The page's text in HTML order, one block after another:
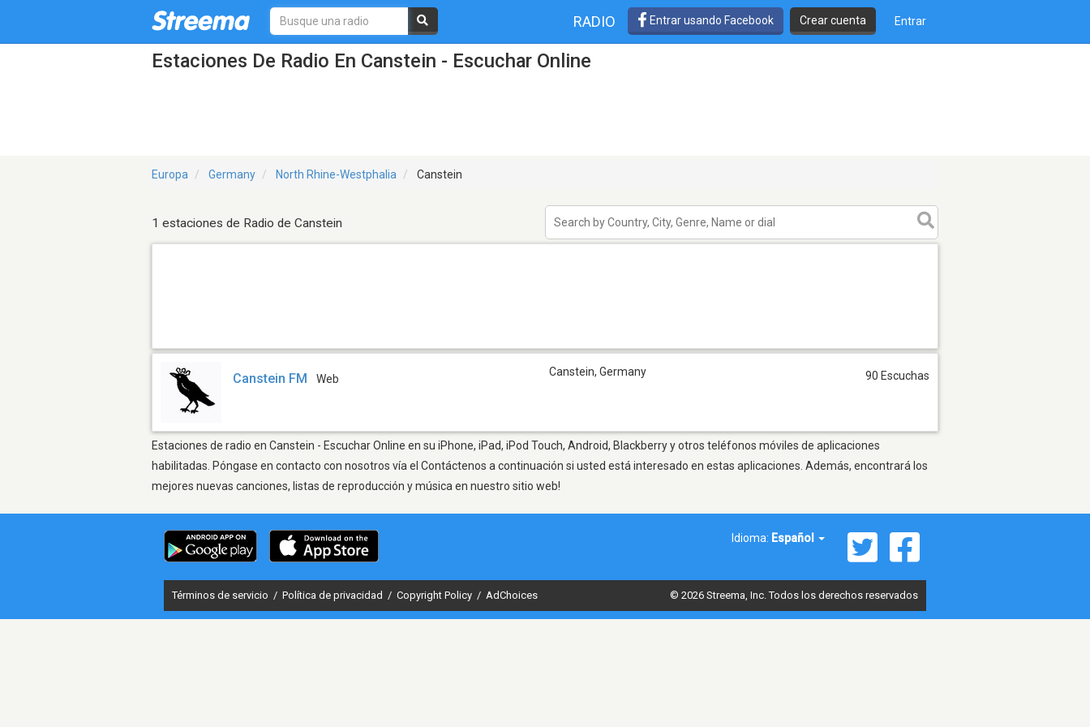
RADIO Entrar usando Facebook Crear cuenta Entrar
Estaciones De Radio En Canstein - Escuchar Online
Europa Germany North Rhine-Westphalia Canstein
1 estaciones de Radio de Canstein
Canstein FM Web
Canstein, Germany 90 Escuchas
Estaciones de radio en Canstein - Escuchar Online en su iPhone, iPad, iPod Touch, Android, Blackberry y otros teléfonos móviles de aplicaciones
habilitadas. Póngase en contacto con nosotros vía el Contáctenos a continuación si usted está interesado en estas aplicaciones. Además, encontrará los
mejores nuevas canciones, listas de reproducción y música en nuestro sitio web!
Idioma: Español
Términos de servicio / Política de privacidad / Copyright Policy / AdChoices © 2026 Streema, Inc. Todos los derechos reservados